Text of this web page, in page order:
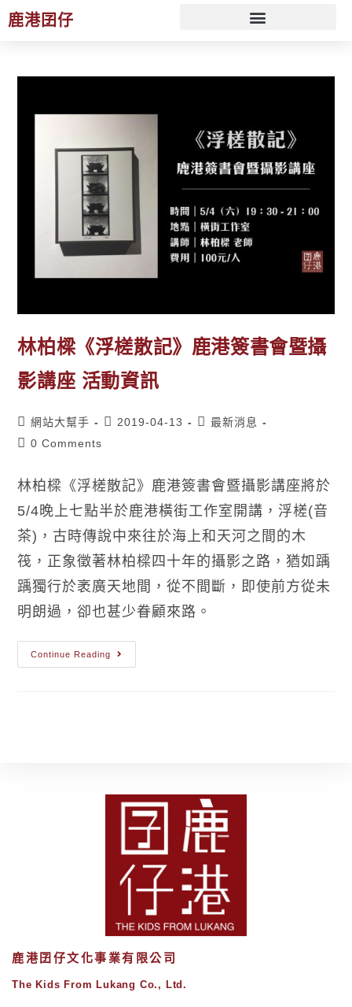
鹿港囝仔
林柏樑《浮槎散記》鹿港簽書會暨攝
影講座 活動資訊
網站大幫手 2019-04-13
最新消息
0 Comments
林柏樑《浮槎散記》鹿港簽書會暨攝影講座將於
5/4晚上七點半於鹿港橫街工作室開講，浮槎(音
茶)，古時傳說中來往於海上和天河之間的木
筏，正象徵著林柏樑四十年的攝影之路，猶如踽
踽獨行於袤廣天地間，從不間斷，即使前方從未
明朗過，卻也甚少眷顧來路。
Continue Reading
鹿港囝仔文化事業有限公司
The Kids From Lukang Co., Ltd.